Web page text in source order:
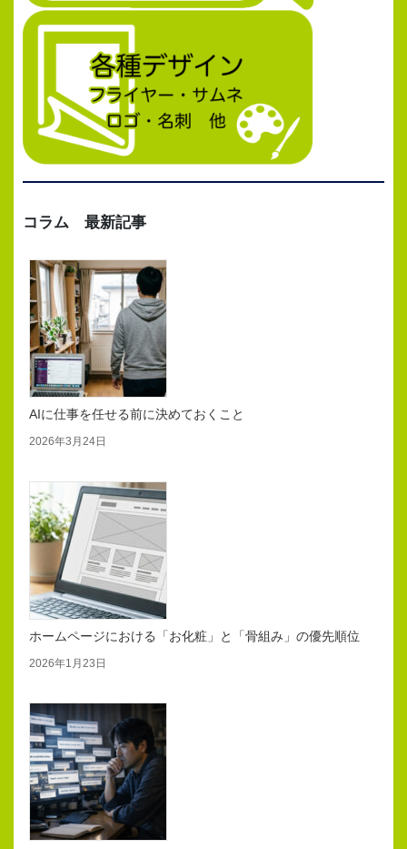
コラム 最新記事
AIに仕事を任せる前に決めておくこと
2026年3月24日
ホームページにおける「お化粧」と「骨組み」の優先順位
2026年1月23日